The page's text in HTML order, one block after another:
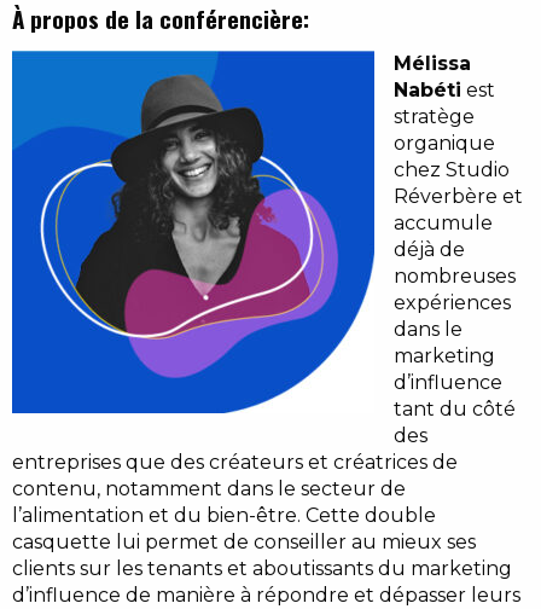
À propos de la conférencière:
Mélissa
Nabéti est
stratège
organique
chez Studio
Réverbère et
accumule
déjà de
nombreuses
expériences
dans le
marketing
d’influence
tant du côté
des
entreprises que des créateurs et créatrices de
contenu, notamment dans le secteur de
l’alimentation et du bien-être. Cette double
casquette lui permet de conseiller au mieux ses
clients sur les tenants et aboutissants du marketing
d’influence de manière à répondre et dépasser leurs